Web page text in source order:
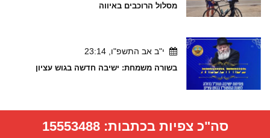
מסלול הרוכבים באיווה
י"ב אב התשפ"ו, 23:14
בשורה משמחת: ישיבה חדשה בגוש עציון
סה"כ צפיות בכתבות:15553488